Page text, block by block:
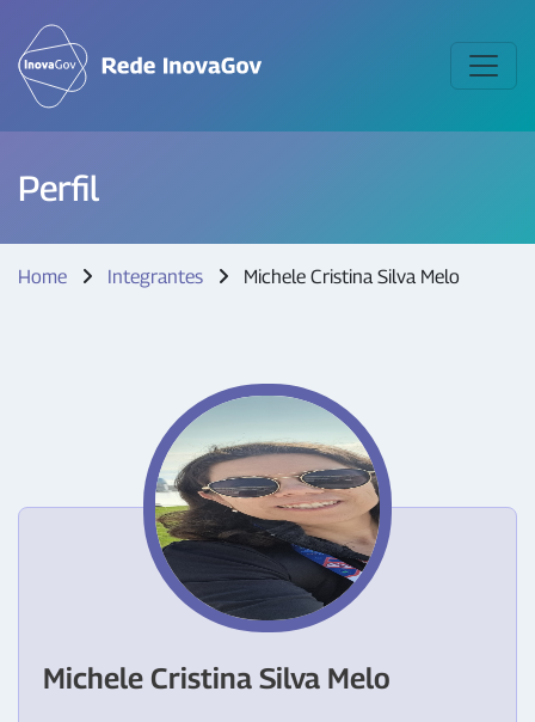
Perfil
Home Integrantes Michele Cristina Silva Melo
Michele Cristina Silva Melo